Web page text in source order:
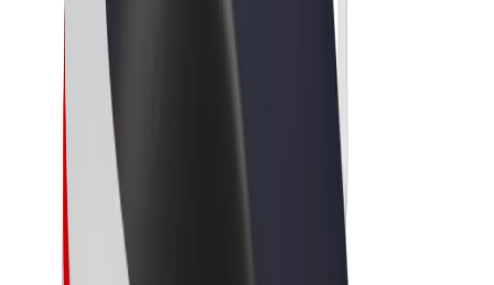
Jízdy
Koloběžky
Bolt Market
Bolt Food
Bolt Drive
Bolt for Business
E-kola
Bolt Plus